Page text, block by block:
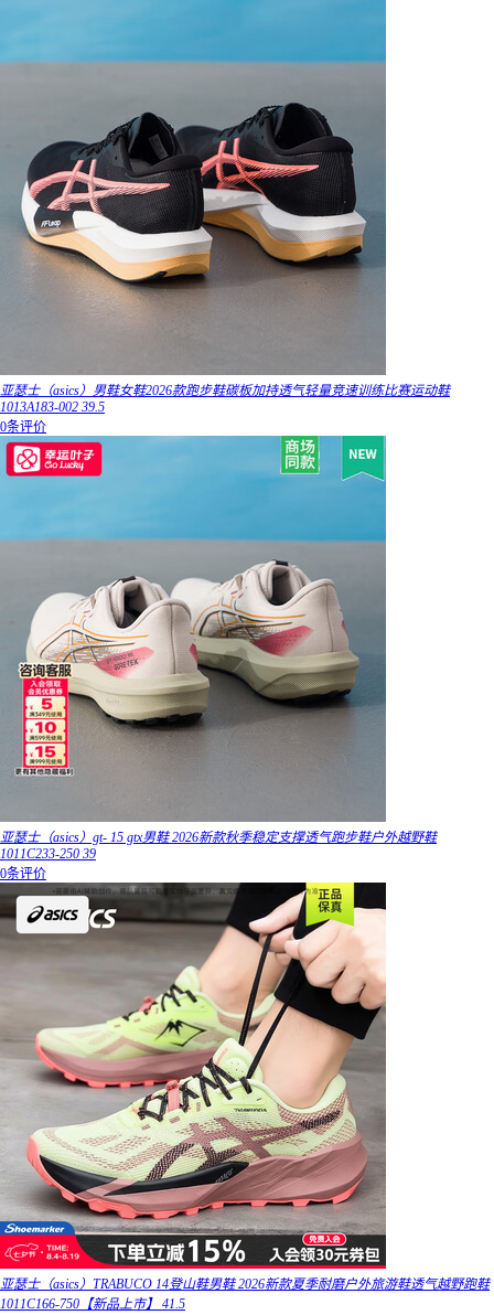
亚瑟士（asics）男鞋女鞋2026款跑步鞋碳板加持透气轻量竞速训练比赛运动鞋
1013A183-002 39.5
0条评价
亚瑟士（asics）gt- 15 gtx男鞋 2026新款秋季稳定支撑透气跑步鞋户外越野鞋
1011C233-250 39
0条评价
亚瑟士（asics）TRABUCO 14登山鞋男鞋 2026新款夏季耐磨户外旅游鞋透气越野跑鞋
1011C166-750【新品上市】 41.5